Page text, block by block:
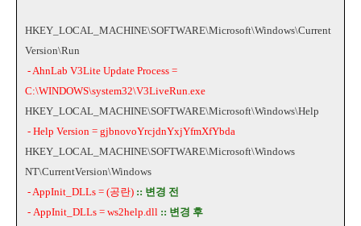
HKEY_LOCAL_MACHINE\SOFTWARE\Microsoft\Windows\Current
Version\Run
- AhnLab V3Lite Update Process =
C:\WINDOWS\system32\V3LiveRun.exe
HKEY_LOCAL_MACHINE\SOFTWARE\Microsoft\Windows\Help
- Help Version = gjbnovoYrcjdnYxjYfmXfYbda
HKEY_LOCAL_MACHINE\SOFTWARE\Microsoft\Windows
NT\CurrentVersion\Windows
- AppInit_DLLs = (공란) :: 변경 전
- AppInit_DLLs = ws2help.dll :: 변경 후